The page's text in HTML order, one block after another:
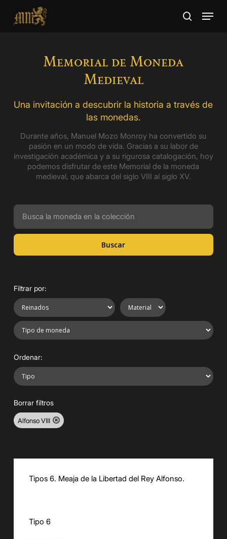
main
search
Menu
Memorial de Moneda
Medieval
Una invitación a descubrir la historia a través de
las monedas.
Durante años, Manuel Mozo Monroy ha convertido su
pasión en un modo de vida. Gracias a su labor de
investigación académica y a su rigurosa catalogación, hoy
podemos disfrutar de este Memorial de la moneda
medieval, que abarca del siglo VIII al siglo XV.
Buscar
Filtrar por:
Ordenar:
Borrar filtros
Alfonso VIII
Tipos 6. Meaja de la Libertad del Rey Alfonso.
Tipo 6